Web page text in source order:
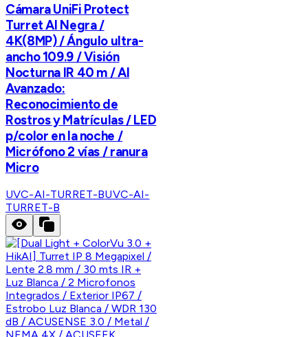
Cámara UniFi Protect
Turret AI Negra /
4K(8MP) / Ángulo ultra-
ancho 109.9 / Visión
Nocturna IR 40 m / AI
Avanzado:
Reconocimiento de
Rostros y Matrículas / LED
p/color en la noche /
Micrófono 2 vías / ranura
Micro
UVC-AI-TURRET-BUVC-AI-
TURRET-B